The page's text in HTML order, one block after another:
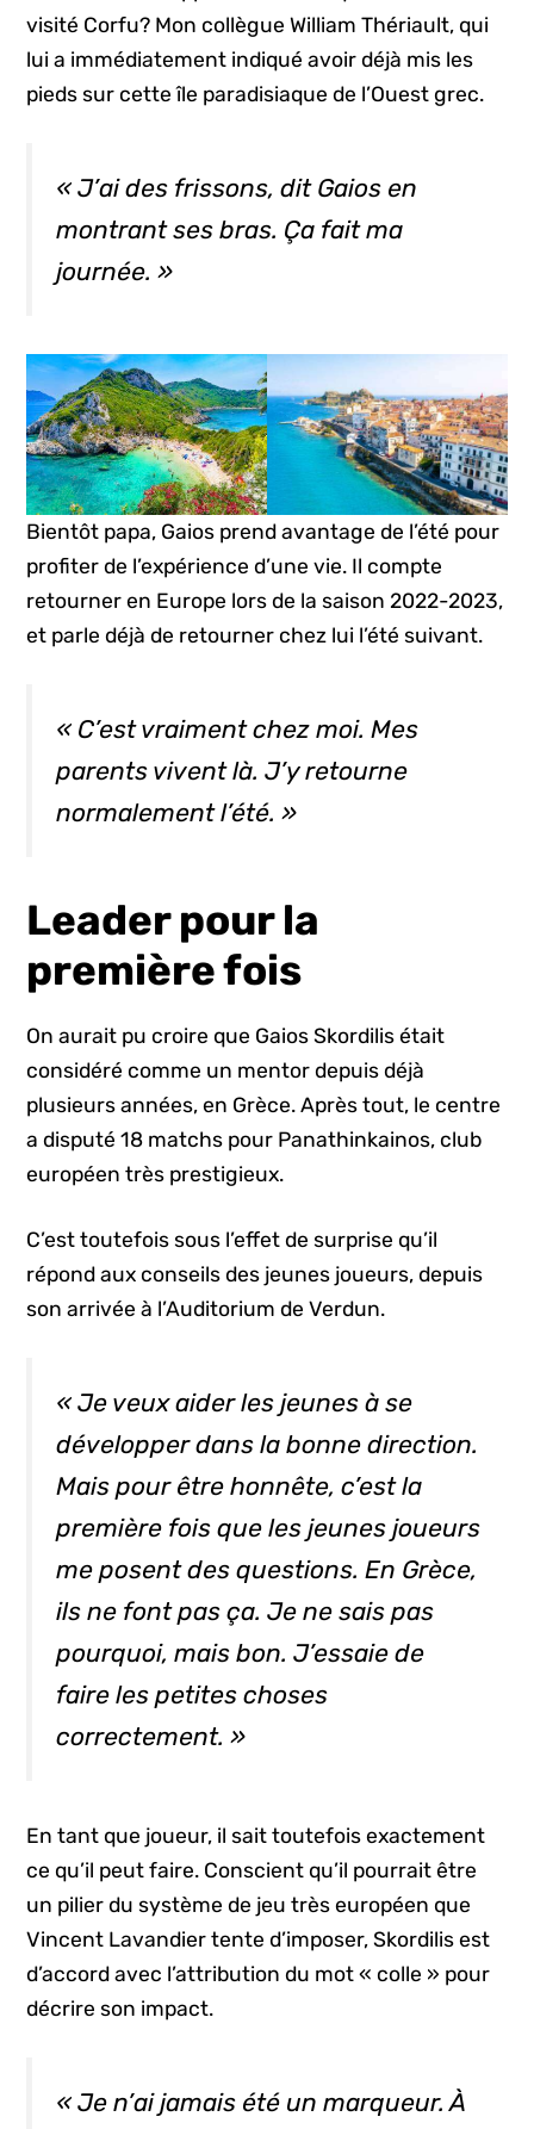
visité Corfu? Mon collègue William Thériault, qui
lui a immédiatement indiqué avoir déjà mis les
pieds sur cette île paradisiaque de l’Ouest grec.
« J’ai des frissons, dit Gaios en
montrant ses bras. Ça fait ma
journée. »
Bientôt papa, Gaios prend avantage de l’été pour
profiter de l’expérience d’une vie. Il compte
retourner en Europe lors de la saison 2022-2023,
et parle déjà de retourner chez lui l’été suivant.
« C’est vraiment chez moi. Mes
parents vivent là. J’y retourne
normalement l’été. »
Leader pour la
première fois
On aurait pu croire que Gaios Skordilis était
considéré comme un mentor depuis déjà
plusieurs années, en Grèce. Après tout, le centre
a disputé 18 matchs pour Panathinkainos, club
européen très prestigieux.
C’est toutefois sous l’effet de surprise qu’il
répond aux conseils des jeunes joueurs, depuis
son arrivée à l’Auditorium de Verdun.
« Je veux aider les jeunes à se
développer dans la bonne direction.
Mais pour être honnête, c’est la
première fois que les jeunes joueurs
me posent des questions. En Grèce,
ils ne font pas ça. Je ne sais pas
pourquoi, mais bon. J’essaie de
faire les petites choses
correctement. »
En tant que joueur, il sait toutefois exactement
ce qu’il peut faire. Conscient qu’il pourrait être
un pilier du système de jeu très européen que
Vincent Lavandier tente d’imposer, Skordilis est
d’accord avec l’attribution du mot « colle » pour
décrire son impact.
« Je n’ai jamais été un marqueur. À